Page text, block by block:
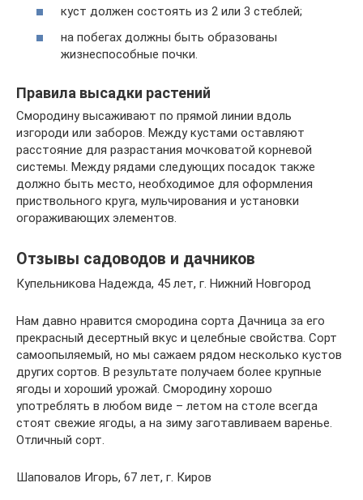
куст должен состоять из 2 или 3 стеблей;
на побегах должны быть образованы
жизнеспособные почки.
Правила высадки растений
Смородину высаживают по прямой линии вдоль
изгороди или заборов. Между кустами оставляют
расстояние для разрастания мочковатой корневой
системы. Между рядами следующих посадок также
должно быть место, необходимое для оформления
приствольного круга, мульчирования и установки
огораживающих элементов.
Отзывы садоводов и дачников
Купельникова Надежда, 45 лет, г. Нижний Новгород
Нам давно нравится смородина сорта Дачница за его
прекрасный десертный вкус и целебные свойства. Сорт
самоопыляемый, но мы сажаем рядом несколько кустов
других сортов. В результате получаем более крупные
ягоды и хороший урожай. Смородину хорошо
употреблять в любом виде – летом на столе всегда
стоят свежие ягоды, а на зиму заготавливаем варенье.
Отличный сорт.
Шаповалов Игорь, 67 лет, г. Киров